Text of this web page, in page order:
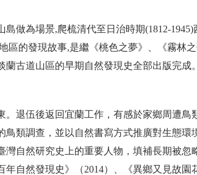
島做為場景,爬梳清代至日治時期(1812-
區的發現故事,是繼《桃色之夢》、《霧林
蘭古道山區的早期自然發現史全部出版完成。
。退伍後返回宜蘭工作，有感於家鄉周遭
鳥類調查，並以自然書寫方式推廣對生態
灣自然研究史上的重要人物，填補長期被忽
年自然發現史》（2014）、《異鄉又見故